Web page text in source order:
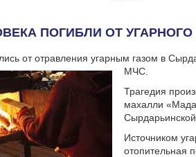
ПОГИБЛИ ОТ
от отравления угарным газом в
МЧС.
Трагедия
махалли
Сырдарьинской
Источником
отопительная